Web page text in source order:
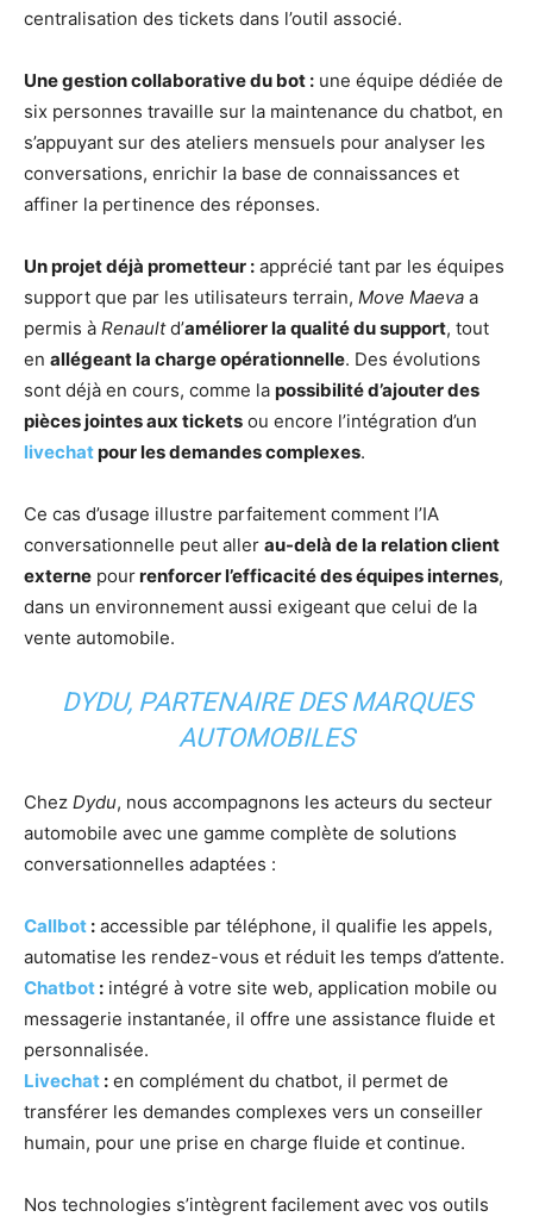
centralisation des tickets dans l’outil associé.
Une gestion collaborative du bot : une équipe dédiée de
six personnes travaille sur la maintenance du chatbot, en
s’appuyant sur des ateliers mensuels pour analyser les
conversations, enrichir la base de connaissances et
affiner la pertinence des réponses.
Un projet déjà prometteur : apprécié tant par les équipes
support que par les utilisateurs terrain, Move Maeva a
permis à Renaultd’améliorer la qualité du support, tout
en allégeant la charge opérationnelle. Des évolutions
sont déjà en cours, comme la possibilité d’ajouter des
pièces jointes aux tickets ou encore l’intégration d’un
livechatpour les demandes complexes.
Ce cas d’usage illustre parfaitement comment l’IA
conversationnelle peut aller au-delà de la relation client
externe pourrenforcer l’efficacité des équipes internes,
dans un environnement aussi exigeant que celui de la
vente automobile.
DYDU, PARTENAIRE DES MARQUES
AUTOMOBILES
Chez Dydu, nous accompagnons les acteurs du secteur
automobile avec une gamme complète de solutions
conversationnelles adaptées :
Callbot : accessible par téléphone, il qualifie les appels,
automatise les rendez-vous et réduit les temps d’attente.
Chatbot : intégré à votre site web, application mobile ou
messagerie instantanée, il offre une assistance fluide et
personnalisée.
Livechat : en complément du chatbot, il permet de
transférer les demandes complexes vers un conseiller
humain, pour une prise en charge fluide et continue.
Nos technologies s’intègrent facilement avec vos outils